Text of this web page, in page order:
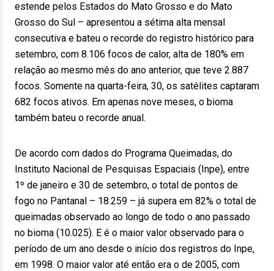
estende pelos Estados do Mato Grosso e do Mato
Grosso do Sul – apresentou a sétima alta mensal
consecutiva e bateu o recorde do registro histórico para
setembro, com 8.106 focos de calor, alta de 180% em
relação ao mesmo mês do ano anterior, que teve 2.887
focos. Somente na quarta-feira, 30, os satélites captaram
682 focos ativos. Em apenas nove meses, o bioma
também bateu o recorde anual.
De acordo com dados do Programa Queimadas, do
Instituto Nacional de Pesquisas Espaciais (Inpe), entre
1º de janeiro e 30 de setembro, o total de pontos de
fogo no Pantanal – 18.259 – já supera em 82% o total de
queimadas observado ao longo de todo o ano passado
no bioma (10.025). E é o maior valor observado para o
período de um ano desde o início dos registros do Inpe,
em 1998. O maior valor até então era o de 2005, com